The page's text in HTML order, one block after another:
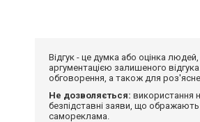
Відгук - це думка або оцінка
аргументацією залишеного
обговорення, а також для
Не дозволяється: використання
безпідставні заяви, що ображають
самореклама.